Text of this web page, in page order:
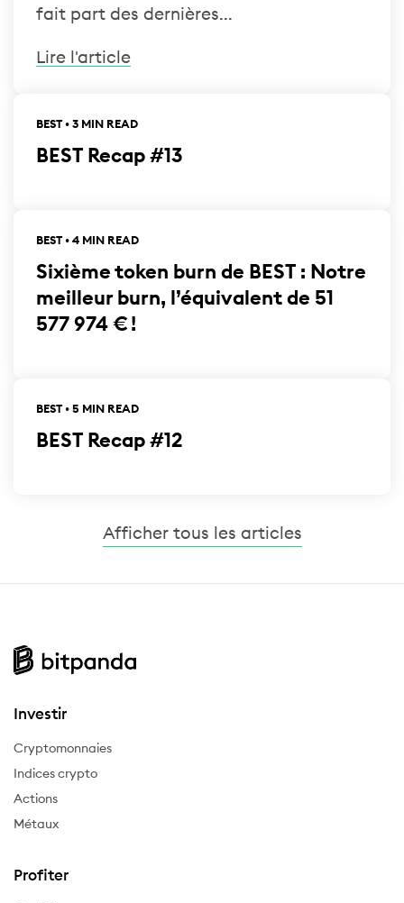
fait part des dernières...
Lire l'article
BEST • 3 MIN READ
BEST Recap #13
BEST • 4 MIN READ
Sixième token burn de BEST : Notre
meilleur burn, l’équivalent de 51
577 974 € !
BEST • 5 MIN READ
BEST Recap #12
Afficher tous les articles
Investir
Cryptomonnaies
Indices crypto
Actions
Métaux
Profiter